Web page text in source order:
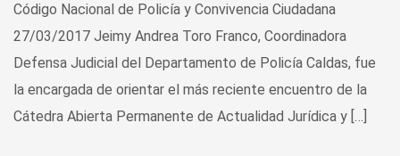
Código Nacional de Policía y Convivencia Ciudadana
27/03/2017 Jeimy Andrea Toro Franco, Coordinadora
Defensa Judicial del Departamento de Policía Caldas, fue
la encargada de orientar el más reciente encuentro de la
Cátedra Abierta Permanente de Actualidad Jurídica y […]